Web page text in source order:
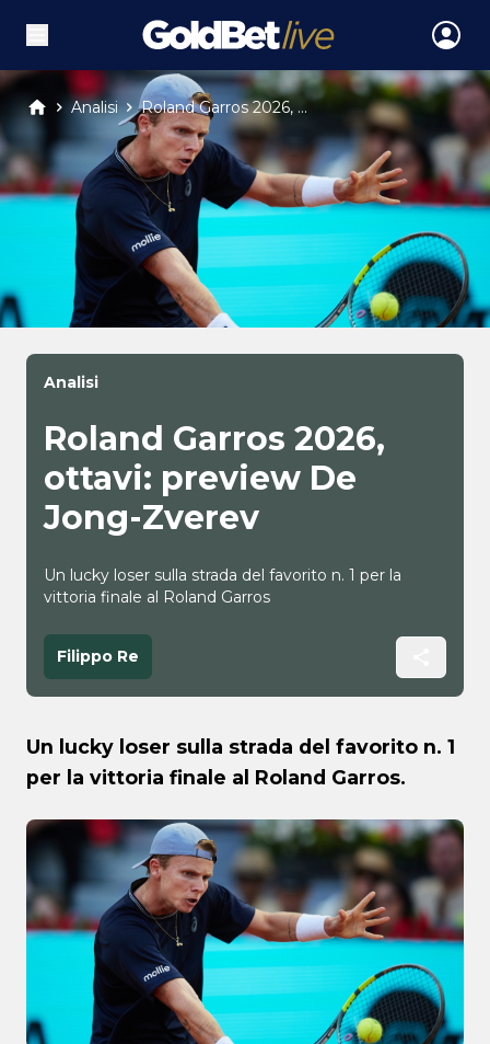
Analisi Roland Garros 2026, ...
Analisi
Roland Garros 2026,
ottavi: preview De
Jong-Zverev
Un lucky loser sulla strada del favorito n. 1 per la
vittoria finale al Roland Garros
Filippo Re
Un lucky loser sulla strada del favorito n. 1
per la vittoria finale al Roland Garros.